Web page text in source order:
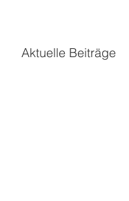
Aktuelle Beiträge